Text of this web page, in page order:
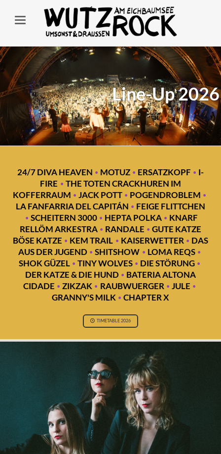
Line-Up 2026
24/7 DIVA HEAVEN · MOTUZ · ERSATZKOPF · I-
FIRE · THE TOTEN CRACKHUREN IM
KOFFERRAUM · JACK POTT · POGENDROBLEM ·
LA FANFARRIA DEL CAPITÁN · FEIGE FLITTCHEN
· SCHEITERN 3000 · HEPTA POLKA · KNARF
RELLÖM ARKESTRA · RANDALE · GUTE KATZE
BÖSE KATZE · KEM TRAIL · KAISERWETTER · DAS
AUS DER JUGEND · SHITSHOW · LOMA REQS ·
SHOK GÜZEL · TINY WOLVES · DIE STÖRUNG ·
DER KATZE & DIE HUND · BATERIA ALTONA
CIDADE · ZIKZAK · RAUBWUERGER · JULE ·
GRANNY'S MILK · CHAPTER X
TIMETABLE 2026